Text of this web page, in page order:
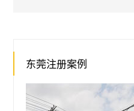
东莞注册案例